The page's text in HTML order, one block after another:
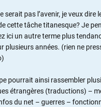
serait pas l’avenir, je veux dire
cette tâche titanesque? Je
ici un autre terme plus
plusieurs années. (rien ne
pourrait ainsi rassembler
étrangères (traductions) –
du net – guerres –